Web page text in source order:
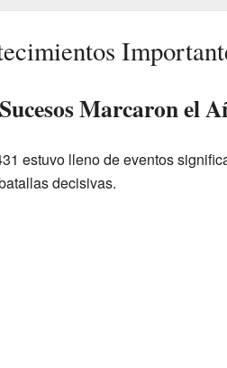
Marcaron el
estuvo lleno de eventos
decisivas.